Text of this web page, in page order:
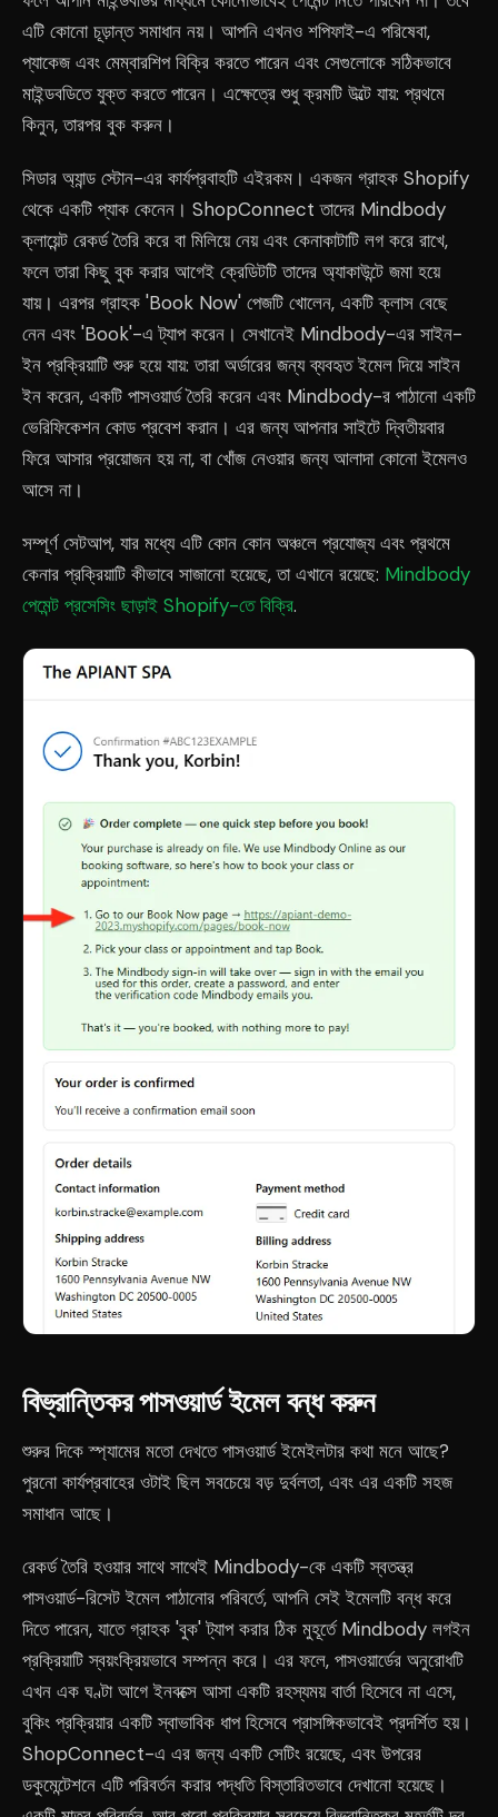
এটি কোনো চূড়ান্ত সমাধান নয়। আপনি এখনও শপিফাই-এ পরিষেবা,
প্যাকেজ এবং মেম্বারশিপ বিক্রি করতে পারেন এবং সেগুলোকে সঠিকভাবে
মাইন্ডবডিতে যুক্ত করতে পারেন। এক্ষেত্রে শুধু ক্রমটি উল্টে যায়: প্রথমে
কিনুন, তারপর বুক করুন।
সিডার অ্যান্ড স্টোন-এর কার্যপ্রবাহটি এইরকম। একজন গ্রাহক Shopify
থেকে একটি প্যাক কেনেন। ShopConnect তাদের Mindbody
ক্লায়েন্ট রেকর্ড তৈরি করে বা মিলিয়ে নেয় এবং কেনাকাটাটি লগ করে রাখে,
ফলে তারা কিছু বুক করার আগেই ক্রেডিটটি তাদের অ্যাকাউন্টে জমা হয়ে
যায়। এরপর গ্রাহক 'Book Now' পেজটি খোলেন, একটি ক্লাস বেছে
নেন এবং 'Book'-এ ট্যাপ করেন। সেখানেই Mindbody-এর সাইন-
ইন প্রক্রিয়াটি শুরু হয়ে যায়: তারা অর্ডারের জন্য ব্যবহৃত ইমেল দিয়ে সাইন
ইন করেন, একটি পাসওয়ার্ড তৈরি করেন এবং Mindbody-র পাঠানো একটি
ভেরিফিকেশন কোড প্রবেশ করান। এর জন্য আপনার সাইটে দ্বিতীয়বার
ফিরে আসার প্রয়োজন হয় না, বা খোঁজ নেওয়ার জন্য আলাদা কোনো ইমেলও
আসে না।
সম্পূর্ণ সেটআপ, যার মধ্যে এটি কোন কোন অঞ্চলে প্রযোজ্য এবং প্রথমে
কেনার প্রক্রিয়াটি কীভাবে সাজানো হয়েছে, তা এখানে রয়েছে: Mindbody
পেমেন্ট প্রসেসিং ছাড়াই Shopify-তে বিক্রি.
বিভ্রান্তিকর পাসওয়ার্ড ইমেল বন্ধ করুন
শুরুর দিকে স্প্যামের মতো দেখতে পাসওয়ার্ড ইমেইলটার কথা মনে আছে?
পুরনো কার্যপ্রবাহের ওটাই ছিল সবচেয়ে বড় দুর্বলতা, এবং এর একটি সহজ
সমাধান আছে।
রেকর্ড তৈরি হওয়ার সাথে সাথেই Mindbody-কে একটি স্বতন্ত্র
পাসওয়ার্ড-রিসেট ইমেল পাঠানোর পরিবর্তে, আপনি সেই ইমেলটি বন্ধ করে
দিতে পারেন, যাতে গ্রাহক 'বুক' ট্যাপ করার ঠিক মুহূর্তে Mindbody লগইন
প্রক্রিয়াটি স্বয়ংক্রিয়ভাবে সম্পন্ন করে। এর ফলে, পাসওয়ার্ডের অনুরোধটি
এখন এক ঘণ্টা আগে ইনবক্সে আসা একটি রহস্যময় বার্তা হিসেবে না এসে,
বুকিং প্রক্রিয়ার একটি স্বাভাবিক ধাপ হিসেবে প্রাসঙ্গিকভাবেই প্রদর্শিত হয়।
ShopConnect-এ এর জন্য একটি সেটিং রয়েছে, এবং উপরের
ডকুমেন্টেশনে এটি পরিবর্তন করার পদ্ধতি বিস্তারিতভাবে দেখানো হয়েছে।